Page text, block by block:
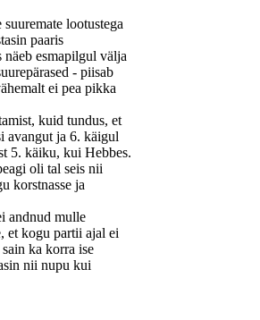
lootustega
paaris
näeb esmapilgul välja
- piisab
ei pea pikka
kuid tundus, et
avangut ja 6. käigul
5. käiku, kui Hebbes.
oli tal seis nii
korstnasse ja
andnud mulle
et kogu partii ajal ei
ka korra ise
nii nupu kui